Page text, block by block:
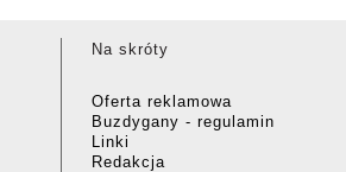
Na skróty
Oferta reklamowa
Buzdygany - regulamin
Linki
Redakcja